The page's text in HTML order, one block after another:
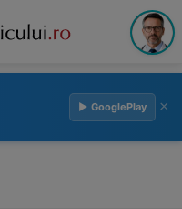
▶ GooglePlay ×